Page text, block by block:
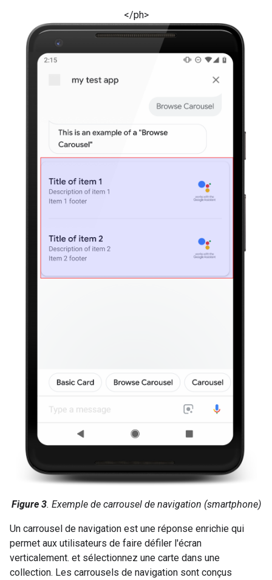
</ph>
Figure 3. Exemple de carrousel de navigation (smartphone)
Un carrousel de navigation est une réponse enrichie qui
permet aux utilisateurs de faire défiler l'écran
verticalement. et sélectionnez une carte dans une
collection. Les carrousels de navigation sont conçus